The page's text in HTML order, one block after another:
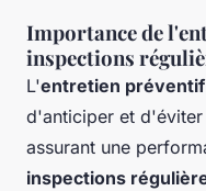
Importance de
inspections
L'entretien
d'anticiper et
assurant une
inspections